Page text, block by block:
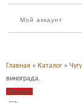
Мой аккаунт
Главная » Каталог »
винограда.
Продано